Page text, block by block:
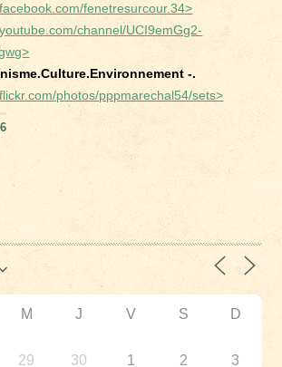
fenetresurcour.34>
channel/UCI9emGg2-
-.
photos/pppmarechal54/sets>
M J V S D
29 30 1 2 3